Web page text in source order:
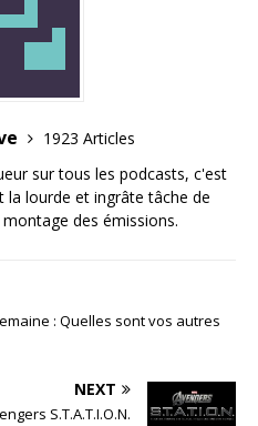
1923 Articles
sur tous les podcasts, c'est
la lourde et ingrâte tâche de
des émissions.
: Quelles sont vos autres
NEXT
S.T.A.T.I.O.N.